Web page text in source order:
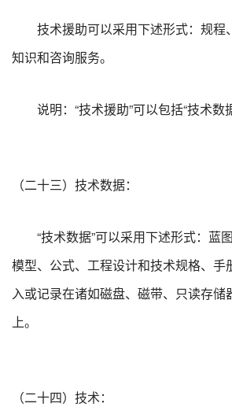
技术援助可以采用下述形式：规程
知识和咨询服务。
说明：“技术援助”可以包括“技术数
（二十三）技术数据：
“技术数据”可以采用下述形式：蓝
模型、公式、工程设计和技术规格、手
入或记录在诸如磁盘、磁带、只读存储
上。
（二十四）技术：